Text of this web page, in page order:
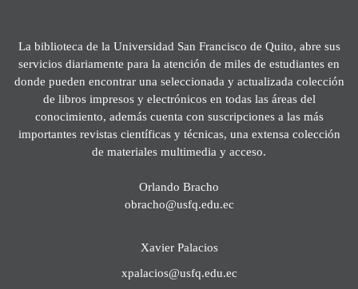
La biblioteca de la Universidad San Francisco de Quito, abre sus
servicios diariamente para la atención de miles de estudiantes en
donde pueden encontrar una seleccionada y actualizada colección
de libros impresos y electrónicos en todas las áreas del
conocimiento, además cuenta con suscripciones a las más
importantes revistas científicas y técnicas, una extensa colección
de materiales multimedia y acceso.
Orlando Bracho
obracho@usfq.edu.ec
Xavier Palacios
xpalacios@usfq.edu.ec